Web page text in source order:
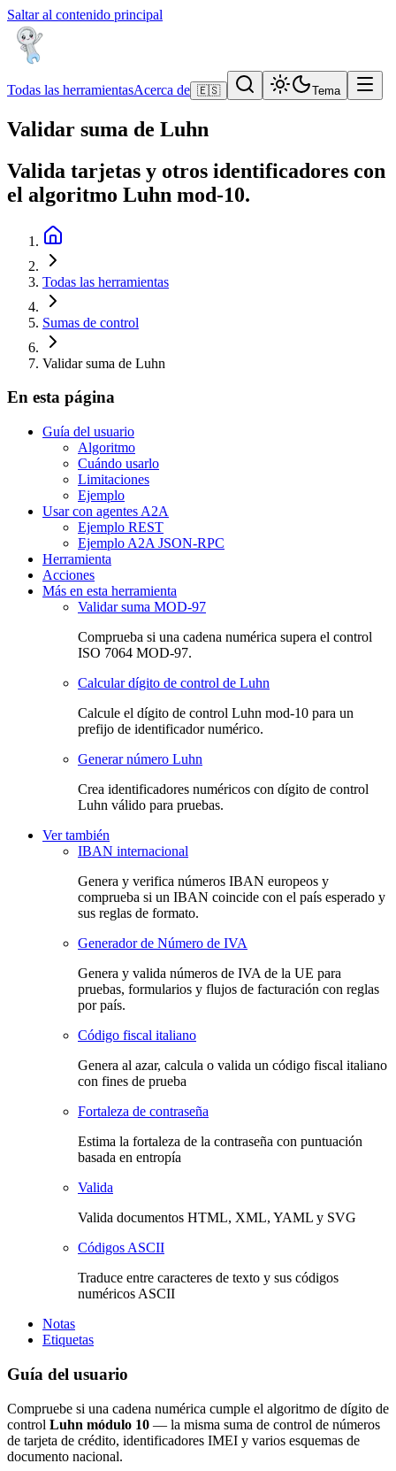
Saltar al contenido principal
Todas las herramientasAcerca de 🇪🇸 Tema
Validar suma de Luhn
Valida tarjetas y otros identificadores con
el algoritmo Luhn mod-10.
Todas las herramientas
Sumas de control
Validar suma de Luhn
En esta página
Guía del usuario
Algoritmo
Cuándo usarlo
Limitaciones
Ejemplo
Usar con agentes A2A
Ejemplo REST
Ejemplo A2A JSON-RPC
Herramienta
Acciones
Más en esta herramienta
Validar suma MOD-97
Comprueba si una cadena numérica supera el control
ISO 7064 MOD-97.
Calcular dígito de control de Luhn
Calcule el dígito de control Luhn mod-10 para un
prefijo de identificador numérico.
Generar número Luhn
Crea identificadores numéricos con dígito de control
Luhn válido para pruebas.
Ver también
IBAN internacional
Genera y verifica números IBAN europeos y
comprueba si un IBAN coincide con el país esperado y
sus reglas de formato.
Generador de Número de IVA
Genera y valida números de IVA de la UE para
pruebas, formularios y flujos de facturación con reglas
por país.
Código fiscal italiano
Genera al azar, calcula o valida un código fiscal italiano
con fines de prueba
Fortaleza de contraseña
Estima la fortaleza de la contraseña con puntuación
basada en entropía
Valida
Valida documentos HTML, XML, YAML y SVG
Códigos ASCII
Traduce entre caracteres de texto y sus códigos
numéricos ASCII
Notas
Etiquetas
Guía del usuario
Compruebe si una cadena numérica cumple el algoritmo de dígito de
control Luhn módulo 10 — la misma suma de control de números
de tarjeta de crédito, identificadores IMEI y varios esquemas de
documento nacional.